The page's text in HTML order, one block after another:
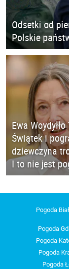
Odsetki od
Polskie
Ewa
Świątek i
dziewczyna
I to nie jest
Pogoda
Pogoda
Pogoda
Pogoda
Pogoda